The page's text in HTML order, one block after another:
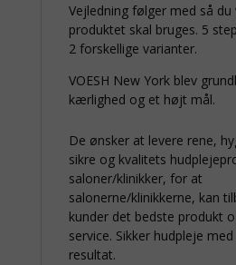
Vejledning følger med så du
produktet skal bruges. 5
2 forskellige varianter.
VOESH New York blev
kærlighed og et højt mål.
De ønsker at levere rene,
sikre og kvalitets
saloner/klinikker, for at
salonerne/klinikkerne, kan
kunder det bedste produkt
service. Sikker hudpleje
resultat.